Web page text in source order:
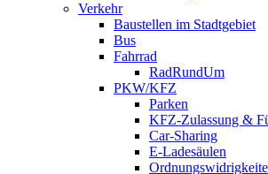
Verkehr
Baustellen im Stadtgebiet
Bus
Fahrrad
RadRundUm
PKW/KFZ
Parken
KFZ-Zulassung &
Car-Sharing
E-Ladesäulen